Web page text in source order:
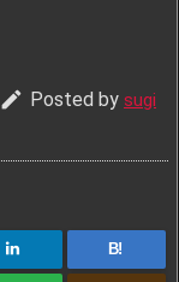
 Posted by sugi
B!